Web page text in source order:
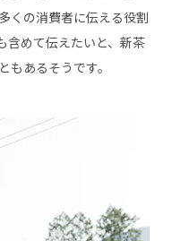
くの消費者に伝える役割
含めて伝えたいと、新茶
あるそうです。